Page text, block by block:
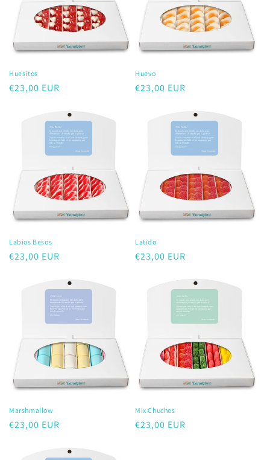
Huesitos
Precio
€23,00 EUR
Huevo
Precio
€23,00 EUR
Labios Besos
Precio
€23,00 EUR
Latido
Precio
€23,00 EUR
Marshmallow
Precio
€23,00 EUR
Mix Chuches
Precio
€23,00 EUR